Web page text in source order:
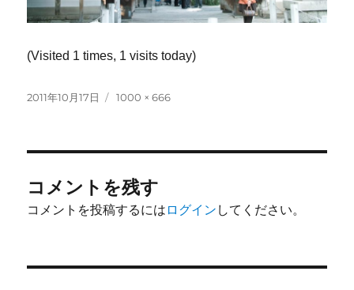
(Visited 1 times, 1 visits today)
投
2011年10月17日
フ
1000 × 666
コメントを残す
コメントを投稿するには ログイン してください。